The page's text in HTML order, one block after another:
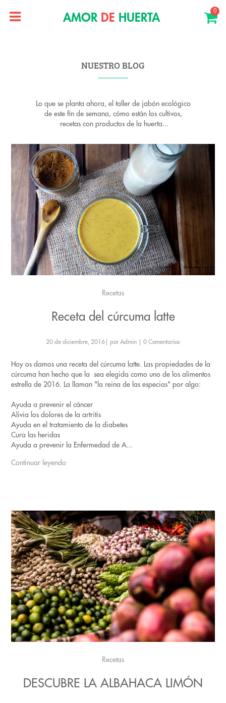
AMOR DE HUERTA
0
NUESTRO BLOG
Lo que se planta ahora, el taller de jabón ecológico
de este fin de semana, cómo están los cultivos,
recetas con productos de la huerta...
Recetas
Receta del cúrcuma latte
20 de diciembre, 2016 por Admin 0 Comentarios
Hoy os damos una receta del cúrcuma latte. Las propiedades de la
cúrcuma han hecho que la sea elegida como uno de los alimentos
estrella de 2016. La llaman "la reina de las especias" por algo:
Ayuda a prevenir el cáncer
Alivia los dolores de la artritis
Ayuda en el tratamiento de la diabetes
Cura las heridas
Ayuda a prevenir la Enfermedad de A...
Continuar leyendo
Recetas
DESCUBRE LA ALBAHACA LIMÓN